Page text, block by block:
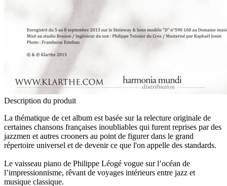
Description du produit
La thématique de cet album est basée sur la relecture originale de
certaines chansons françaises inoubliables qui furent reprises par des
jazzmen et autres crooners au point de figurer dans le grand
répertoire universel et de devenir ce que l'on appelle des standards.
Le vaisseau piano de Philippe Léogé vogue sur l’océan de
l’impressionnisme, rêvant de voyages intérieurs entre jazz et
musique classique.